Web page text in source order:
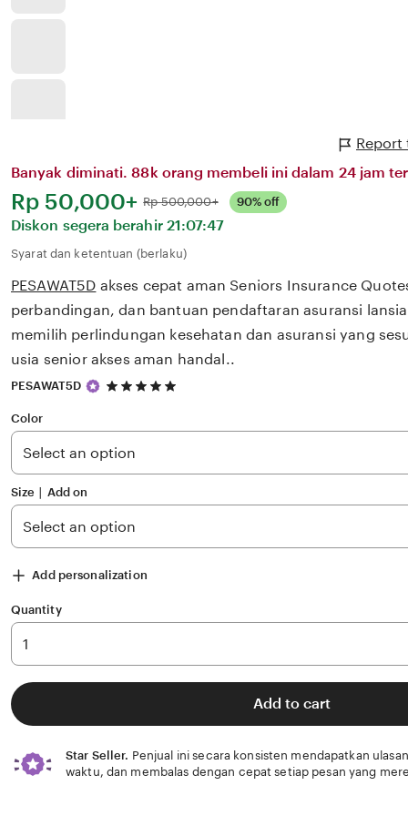
Report
Banyak diminati. 88k orang membeli ini dalam 24 jam
Harga:
Rp 50,000+ Normal:
Rp 500,000+ 90% off
Diskon segera berahir 21:07:47
Syarat dan ketentuan (berlaku)
PESAWAT5D akses cepat aman Seniors Insurance
perbandingan, dan bantuan pendaftaran asuransi
memilih perlindungan kesehatan dan asuransi yang
usia senior akses aman handal..
PESAWAT5D
5
5
stars
Color
Size ∣ Add on
Add personalization
Quantity
Add to cart
Star Seller. Penjual ini secara konsisten mendapatkan
waktu, dan membalas dengan cepat setiap pesan yang